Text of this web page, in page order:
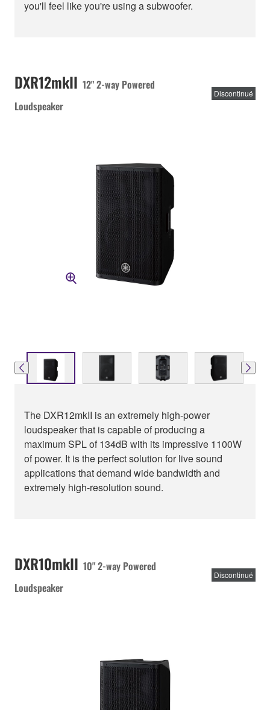
you'll feel like you're using a subwoofer.
DXR12mkII 12" 2-way Powered
Loudspeaker
Discontinué
The DXR12mkII is an extremely high-power
loudspeaker that is capable of producing a
maximum SPL of 134dB with its impressive 1100W
of power. It is the perfect solution for live sound
applications that demand wide bandwidth and
extremely high-resolution sound.
DXR10mkII 10" 2-way Powered
Loudspeaker
Discontinué